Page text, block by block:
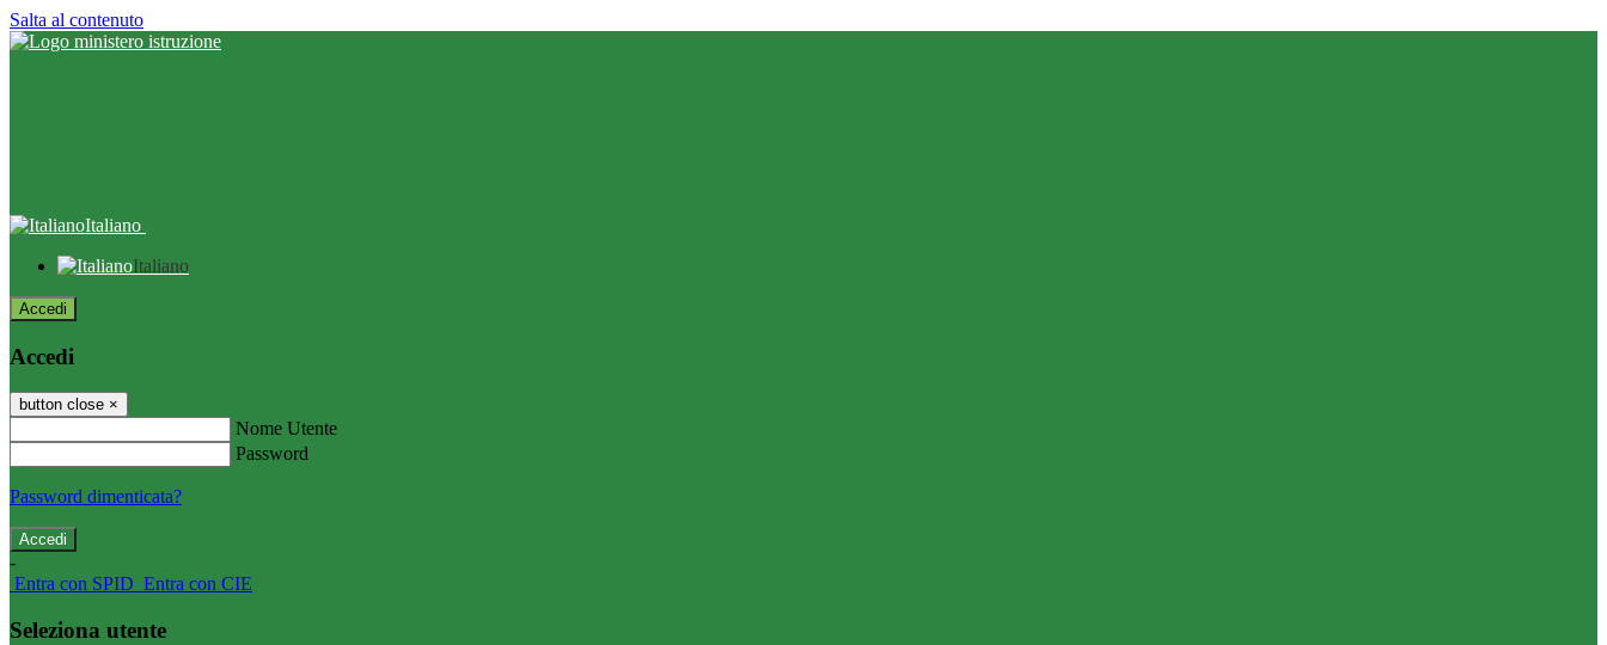
Salta al contenuto
Italiano
Italiano
Accedi
Accedi
button close ×
Nome Utente
Password
Password dimenticata?
-
Entra con SPID Entra con CIE
Seleziona utente